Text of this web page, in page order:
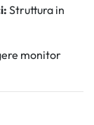
Struttura in
monitor